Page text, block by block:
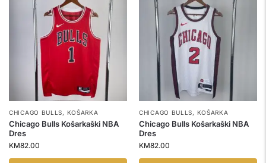
CHICAGO BULLS, KOŠARKA
Chicago Bulls Košarkaški NBA
Dres
KM82.00
CHICAGO BULLS, KOŠARKA
Chicago Bulls Košarkaški NBA
Dres
KM82.00